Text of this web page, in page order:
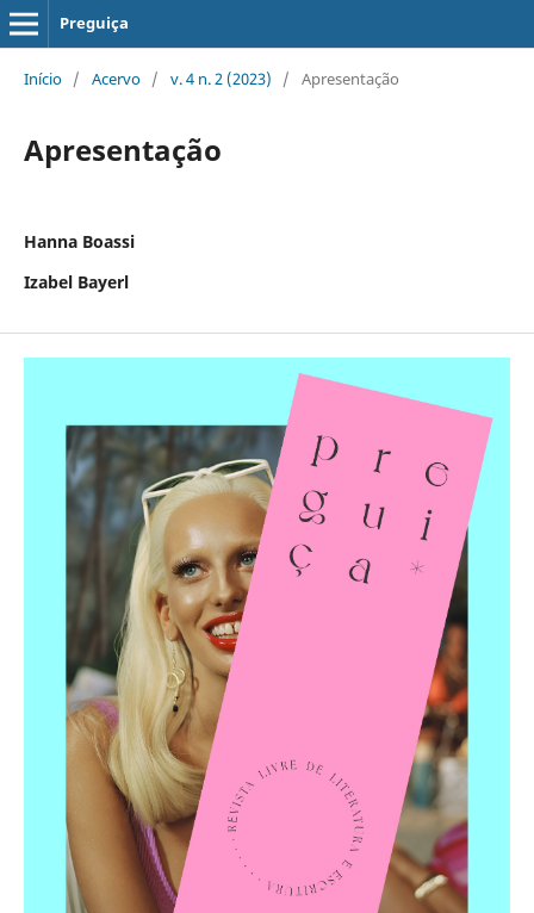
Preguiça
Início / Acervo / v. 4 n. 2 (2023) / Apresentação
Apresentação
Hanna Boassi
Izabel Bayerl